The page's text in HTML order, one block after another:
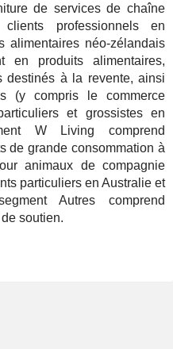
de services de chaîne
professionnels en
alimentaires néo-zélandais
en produits alimentaires,
destinés à la revente, ainsi
(y compris le commerce
et grossistes en
W Living comprend
de grande consommation à
animaux de compagnie
particuliers en Australie et
Autres comprend
soutien.